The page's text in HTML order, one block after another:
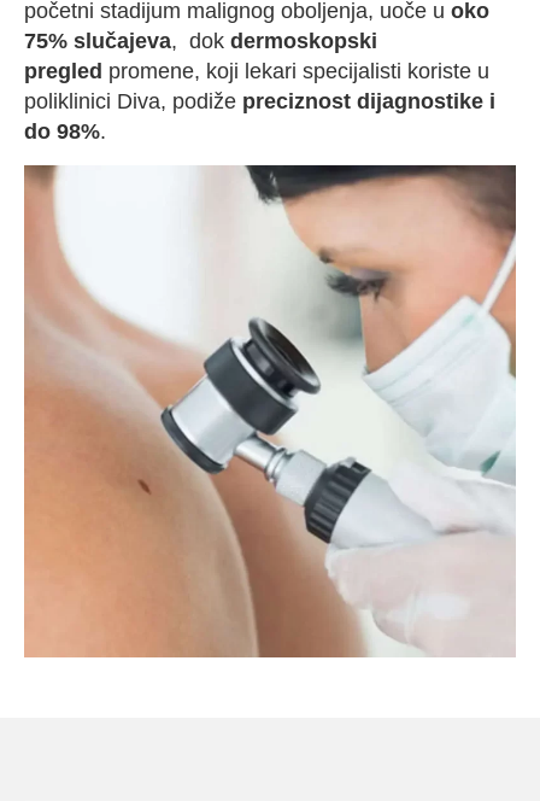
početni stadijum malignog oboljenja, uoče u oko
75% slučajeva, dok dermoskopski
pregled promene, koji lekari specijalisti koriste u
poliklinici Diva, podiže preciznost dijagnostike i
do 98%.